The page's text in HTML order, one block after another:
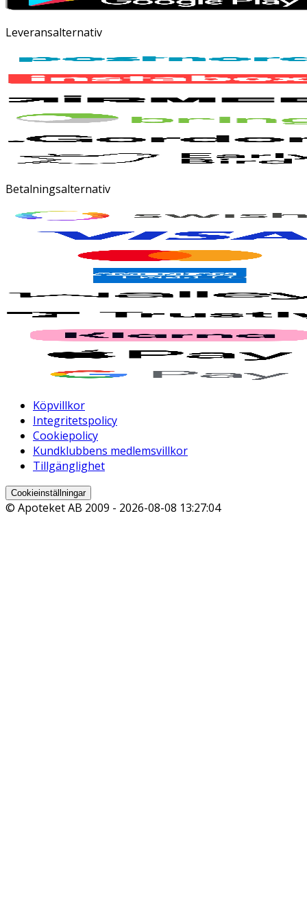
Leveransalternativ
Betalningsalternativ
Köpvillkor
Integritetspolicy
Cookiepolicy
Kundklubbens medlemsvillkor
Tillgänglighet
Cookieinställningar
© Apoteket AB 2009 - 2026-08-08 13:27:04